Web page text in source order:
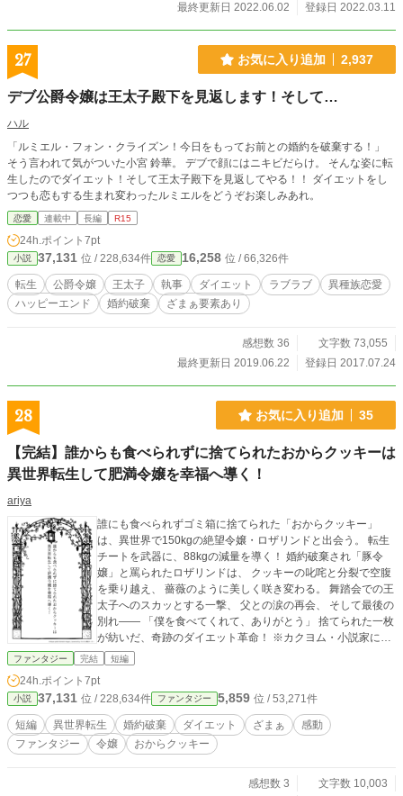
最終更新日 2022.06.02
登録日 2022.03.11
27 お気に入り追加 2,937
デブ公爵令嬢は王太子殿下を見返します！そして…
ハル
「ルミエル・フォン・クライズン！今日をもってお前との婚約を破棄する！」
そう言われて気がついた小宮 鈴華。 デブで顔にはニキビだらけ。 そんな姿に転
生したのでダイエット！そして王太子殿下を見返してやる！！ ダイエットをし
つつも恋もする生まれ変わったルミエルをどうぞお楽しみあれ。
恋愛 連載中 長編 R15
24h.ポイント 7pt
小説 37,131 位 / 228,634件 恋愛 16,258 位 / 66,326件
転生 公爵令嬢 王太子 執事 ダイエット ラブラブ
異種族恋愛
ハッピーエンド
婚約破棄 ざまぁ要素あり
感想数 36
文字数 73,055
最終更新日 2019.06.22
登録日 2017.07.24
28 お気に入り追加 35
【完結】誰からも食べられずに捨てられたおからクッキーは
異世界転生して肥満令嬢を幸福へ導く！
ariya
誰にも食べられずゴミ箱に捨てられた「おからクッキー」
は、異世界で150kgの絶望令嬢・ロザリンドと出会う。 転生
チートを武器に、88kgの減量を導く！ 婚約破棄され「豚令
嬢」と罵られたロザリンドは、 クッキーの叱咤と分裂で空腹
を乗り越え、 薔薇のように美しく咲き変わる。 舞踏会での王
太子へのスカッとする一撃、 父との涙の再会、 そして最後の
別れ―― 「僕を食べてくれて、ありがとう」 捨てられた一枚
が紡いだ、奇跡のダイエット革命！ ※カクヨム・小説家にな
ろうでも同時掲載中
ファンタジー 完結 短編
24h.ポイント 7pt
小説 37,131 位 / 228,634件 ファンタジー 5,859 位 / 53,271件
短編 異世界転生 婚約破棄 ダイエット ざまぁ
感動
ファンタジー
令嬢 おからクッキー
感想数 3
文字数 10,003